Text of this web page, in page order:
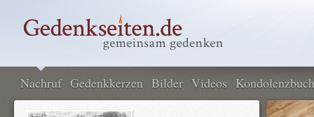
Nachruf Gedenkkerzen Bilder Videos Kondolenzbuch